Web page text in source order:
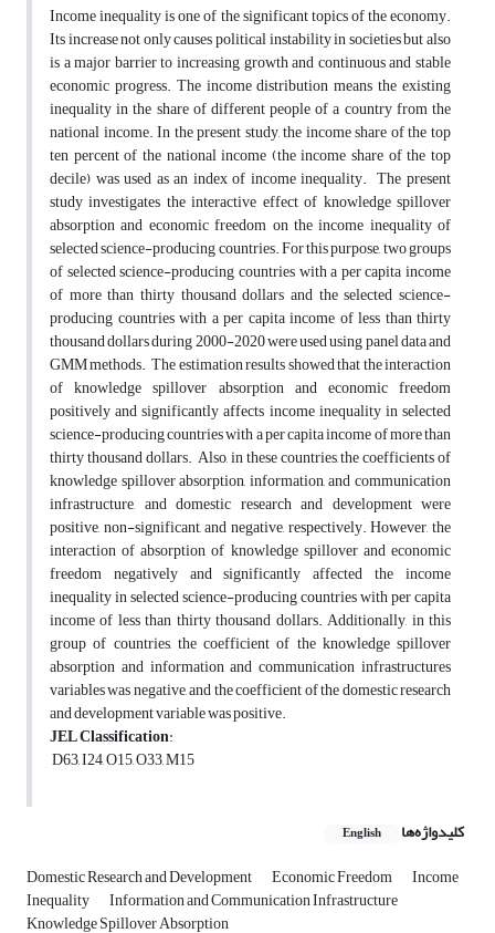
Income inequality is one of the significant topics of the economy.
Its increase not only causes political instability in societies but also
is a major barrier to increasing growth and continuous and stable
economic progress. The income distribution means the existing
inequality in the share of different people of a country from the
national income. In the present study, the income share of the top
ten percent of the national income (the income share of the top
decile) was used as an index of income inequality. The present
study investigates the interactive effect of knowledge spillover
absorption and economic freedom on the income inequality of
selected science-producing countries. For this purpose, two groups
of selected science-producing countries with a per capita income
of more than thirty thousand dollars and the selected science-
producing countries with a per capita income of less than thirty
thousand dollars during 2000-2020 were used using panel data and
GMM methods. The estimation results showed that the interaction
of knowledge spillover absorption and economic freedom
positively and significantly affects income inequality in selected
science-producing countries with a per capita income of more than
thirty thousand dollars. Also, in these countries, the coefficients of
knowledge spillover absorption, information, and communication
infrastructure, and domestic research and development were
positive, non-significant, and negative, respectively. However, the
interaction of absorption of knowledge spillover and economic
freedom negatively and significantly affected the income
inequality in selected science-producing countries with per capita
income of less than thirty thousand dollars. Additionally, in this
group of countries, the coefficient of the knowledge spillover
absorption and information and communication infrastructures
variables was negative, and the coefficient of the domestic research
and development variable was positive.
JEL Classification:
D63, I24, O15, O33, M15
کلیدواژه‌ها English
Domestic Research and Development Economic Freedom Income
Inequality Information and Communication Infrastructure
Knowledge Spillover Absorption